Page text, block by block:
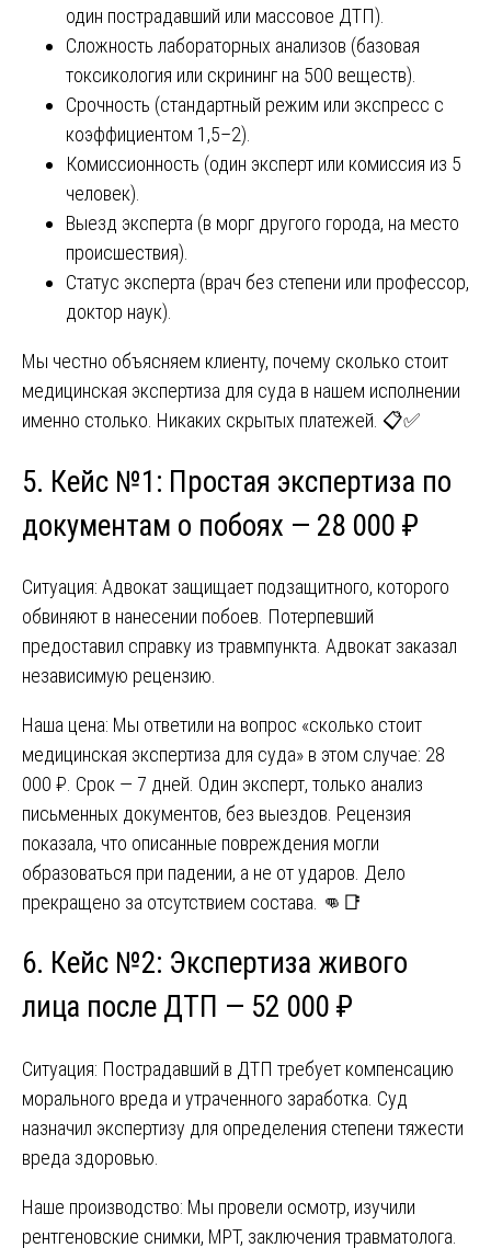
один пострадавший или массовое ДТП).
Сложность лабораторных анализов (базовая
токсикология или скрининг на 500 веществ).
Срочность (стандартный режим или экспресс с
коэффициентом 1,5–2).
Комиссионность (один эксперт или комиссия из 5
человек).
Выезд эксперта (в морг другого города, на место
происшествия).
Статус эксперта (врач без степени или профессор,
доктор наук).
Мы честно объясняем клиенту, почему сколько стоит
медицинская экспертиза для суда в нашем исполнении
именно столько. Никаких скрытых платежей. 📋✅
5. Кейс №1: Простая экспертиза по
документам о побоях — 28 000 ₽
Ситуация: Адвокат защищает подзащитного, которого
обвиняют в нанесении побоев. Потерпевший
предоставил справку из травмпункта. Адвокат заказал
независимую рецензию.
Наша цена: Мы ответили на вопрос «сколько стоит
медицинская экспертиза для суда» в этом случае: 28
000 ₽. Срок — 7 дней. Один эксперт, только анализ
письменных документов, без выездов. Рецензия
показала, что описанные повреждения могли
образоваться при падении, а не от ударов. Дело
прекращено за отсутствием состава. 👊📑
6. Кейс №2: Экспертиза живого
лица после ДТП — 52 000 ₽
Ситуация: Пострадавший в ДТП требует компенсацию
морального вреда и утраченного заработка. Суд
назначил экспертизу для определения степени тяжести
вреда здоровью.
Наше производство: Мы провели осмотр, изучили
рентгеновские снимки, МРТ, заключения травматолога.